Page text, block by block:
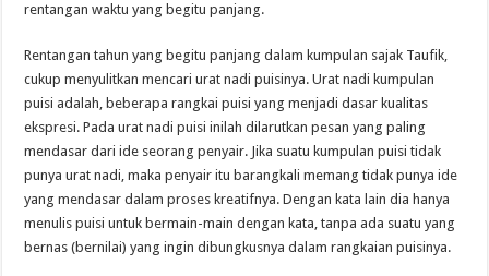
rentangan waktu yang begitu panjang.
Rentangan tahun yang begitu panjang dalam kumpulan sajak Taufik,
cukup menyulitkan mencari urat nadi puisinya. Urat nadi kumpulan
puisi adalah, beberapa rangkai puisi yang menjadi dasar kualitas
ekspresi. Pada urat nadi puisi inilah dilarutkan pesan yang paling
mendasar dari ide seorang penyair. Jika suatu kumpulan puisi tidak
punya urat nadi, maka penyair itu barangkali memang tidak punya ide
yang mendasar dalam proses kreatifnya. Dengan kata lain dia hanya
menulis puisi untuk bermain-main dengan kata, tanpa ada suatu yang
bernas (bernilai) yang ingin dibungkusnya dalam rangkaian puisinya.